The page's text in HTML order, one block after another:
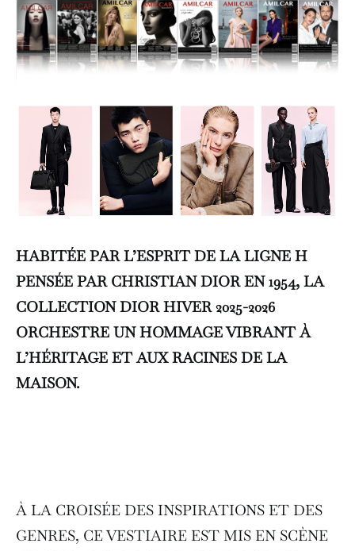
HABITÉE PAR L’ESPRIT DE LA LIGNE H
PENSÉE PAR CHRISTIAN DIOR EN 1954, LA
COLLECTION DIOR HIVER 2025-2026
ORCHESTRE UN HOMMAGE VIBRANT À
L’HÉRITAGE ET AUX RACINES DE LA
MAISON.
À LA CROISÉE DES INSPIRATIONS ET DES
GENRES, CE VESTIAIRE EST MIS EN SCÈNE